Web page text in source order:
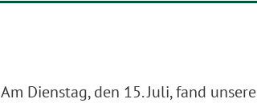
Am Dienstag, den 15. Juli, fand unsere